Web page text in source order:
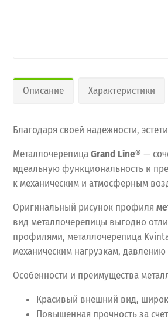
Описание Характеристики
Благодаря своей надежности,
МеталлочерепицаGrand Line® —
идеальную функциональность и
к механическим и атмосферным
Оригинальный рисунок профиля
вид металлочерепицы выгодно
профилями, металлочерепица
механическим нагрузкам,
Особенности и преимущества
Красивый внешний вид,
Повышенная прочность за